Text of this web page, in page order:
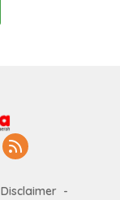
Disclaimer